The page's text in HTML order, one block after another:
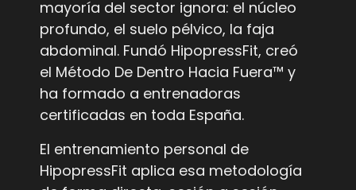
mayoría del sector ignora: el núcleo
profundo, el suelo pélvico, la faja
abdominal. Fundó HipopressFit, creó
el Método De Dentro Hacia Fuera™ y
ha formado a entrenadoras
certificadas en toda España.
El entrenamiento personal de
HipopressFit aplica esa metodología